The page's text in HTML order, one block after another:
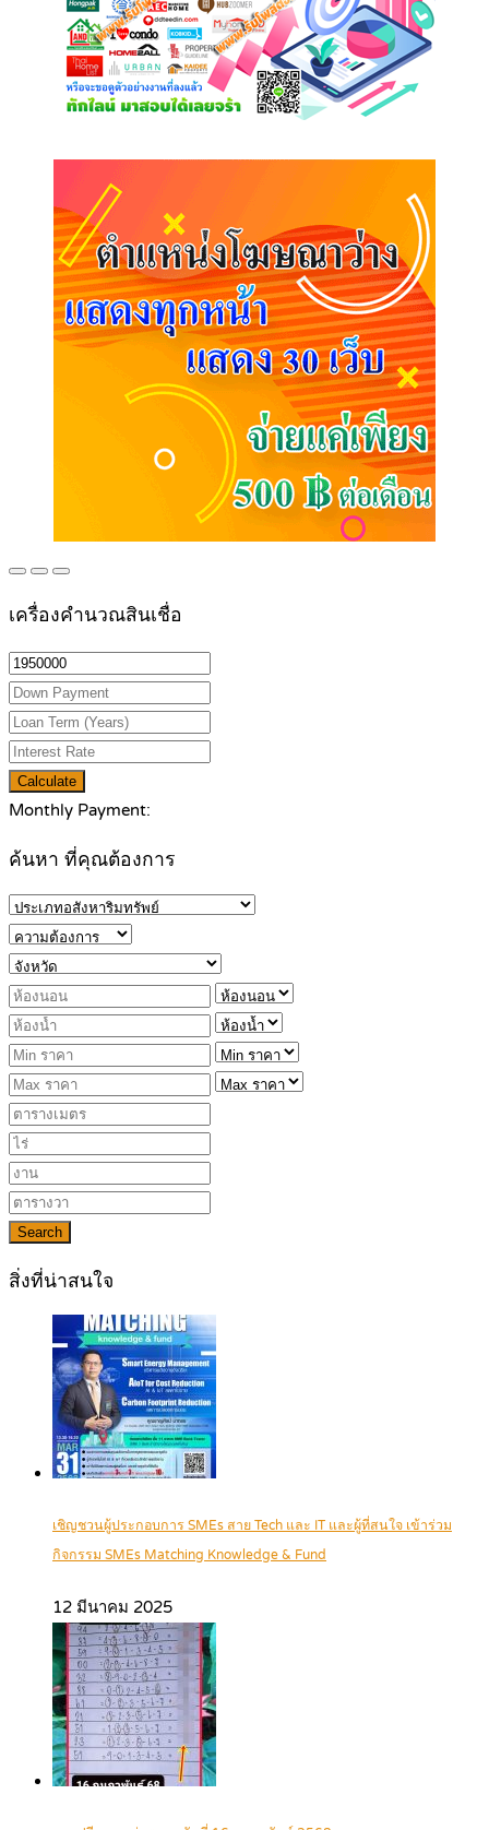
เครื่องคำนวณสินเชื่อ
Calculate
Monthly Payment:
ค้นหา ที่คุณต้องการ
Search
สิ่งที่น่าสนใจ
เชิญชวนผู้ประกอบการ SMEs สาย Tech และ IT และผู้ที่สนใจ เข้าร่วม
กิจกรรม SMEs Matching Knowledge & Fund
12 มีนาคม 2025